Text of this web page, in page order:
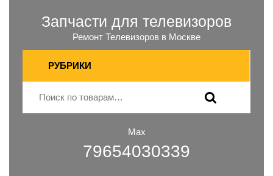
Запчасти для телевизоров
Ремонт Телевизоров в Москве
РУБРИКИ
Max
79654030339